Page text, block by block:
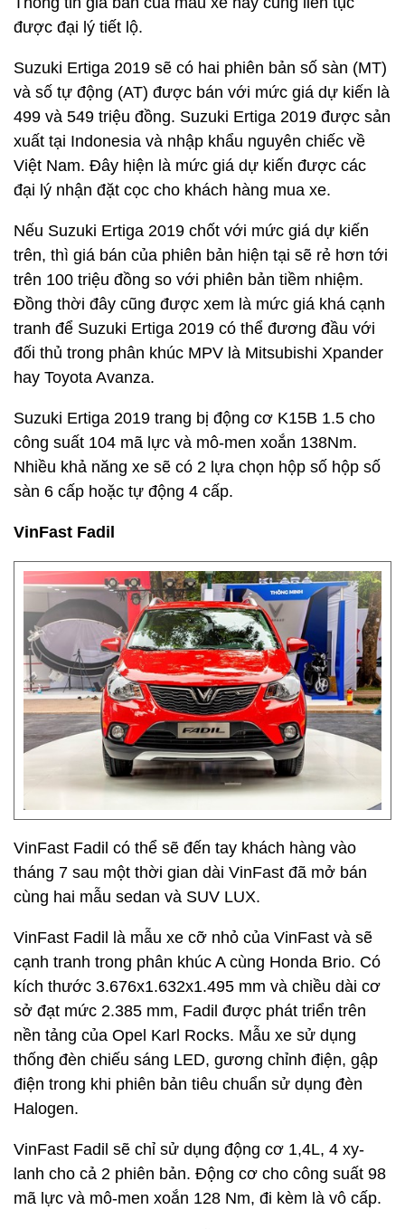
được đại lý tiết lộ.
Suzuki Ertiga 2019 sẽ có hai phiên bản số sàn (MT)
và số tự động (AT) được bán với mức giá dự kiến là
499 và 549 triệu đồng. Suzuki Ertiga 2019 được sản
xuất tại Indonesia và nhập khẩu nguyên chiếc về
Việt Nam. Đây hiện là mức giá dự kiến được các
đại lý nhận đặt cọc cho khách hàng mua xe.
Nếu Suzuki Ertiga 2019 chốt với mức giá dự kiến
trên, thì giá bán của phiên bản hiện tại sẽ rẻ hơn tới
trên 100 triệu đồng so với phiên bản tiềm nhiệm.
Đồng thời đây cũng được xem là mức giá khá cạnh
tranh để Suzuki Ertiga 2019 có thể đương đầu với
đối thủ trong phân khúc MPV là Mitsubishi Xpander
hay Toyota Avanza.
Suzuki Ertiga 2019 trang bị động cơ K15B 1.5 cho
công suất 104 mã lực và mô-men xoắn 138Nm.
Nhiều khả năng xe sẽ có 2 lựa chọn hộp số hộp số
sàn 6 cấp hoặc tự động 4 cấp.
VinFast Fadil
VinFast Fadil có thể sẽ đến tay khách hàng vào
tháng 7 sau một thời gian dài VinFast đã mở bán
cùng hai mẫu sedan và SUV LUX.
VinFast Fadil là mẫu xe cỡ nhỏ của VinFast và sẽ
cạnh tranh trong phân khúc A cùng Honda Brio. Có
kích thước 3.676x1.632x1.495 mm và chiều dài cơ
sở đạt mức 2.385 mm, Fadil được phát triển trên
nền tảng của Opel Karl Rocks. Mẫu xe sử dụng
thống đèn chiếu sáng LED, gương chỉnh điện, gập
điện trong khi phiên bản tiêu chuẩn sử dụng đèn
Halogen.
VinFast Fadil sẽ chỉ sử dụng động cơ 1,4L, 4 xy-
lanh cho cả 2 phiên bản. Động cơ cho công suất 98
mã lực và mô-men xoắn 128 Nm, đi kèm là vô cấp.